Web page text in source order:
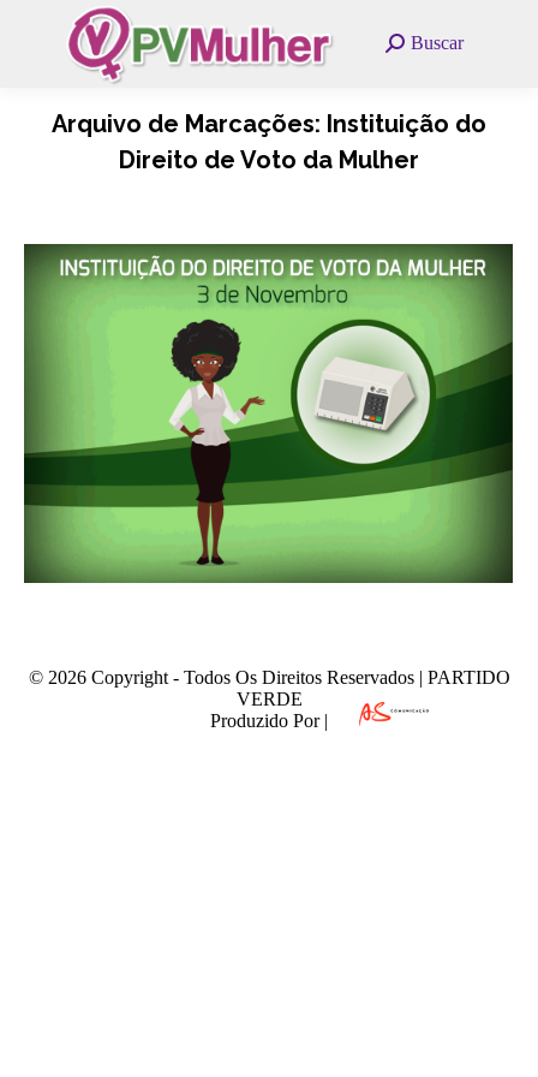
Search:
Buscar
Arquivo de Marcações: Instituição do
Direito de Voto da Mulher
© 2026 Copyright - Todos Os Direitos Reservados | PARTIDO
VERDE
Produzido Por |